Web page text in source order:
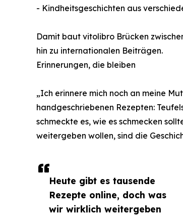
Heute gibt es tausende
Rezepte online, doch was
wir wirklich weitergeben
- Kindheitsgeschichten aus
Damit baut vitolibro Brücken
hin zu internationalen Beiträgen.
Erinnerungen, die bleiben
„Ich erinnere mich noch an meine
handgeschriebenen Rezepten:
schmeckte es, wie es schmecken
weitergeben wollen, sind die